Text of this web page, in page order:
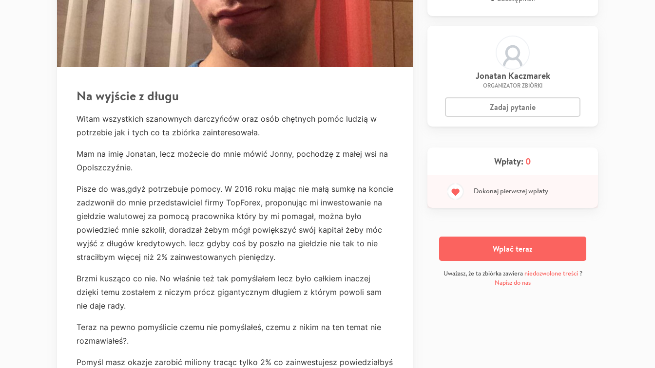
Na wyjście z długu
Witam wszystkich szanownych darczyńców oraz osób chętnych pomóc ludzią w
potrzebie jak i tych co ta zbiórka zainteresowała.
Mam na imię Jonatan, lecz możecie do mnie mówić Jonny, pochodzę z małej wsi na
Opolszczyźnie.
Pisze do was,gdyż potrzebuje pomocy. W 2016 roku mając nie małą sumkę na koncie
zadzwonił do mnie przedstawiciel firmy TopForex, proponując mi inwestowanie na
giełdzie walutowej za pomocą pracownika który by mi pomagał, można było
powiedzieć mnie szkolił, doradzał żebym mógł powiększyć swój kapitał żeby móc
wyjść z długów kredytowych. lecz gdyby coś by poszło na giełdzie nie tak to nie
straciłbym więcej niż 2% zainwestowanych pieniędzy.
Brzmi kusząco co nie. No właśnie też tak pomyślałem lecz było całkiem inaczej
dzięki temu zostałem z niczym prócz gigantycznym długiem z którym powoli sam
nie daje rady.
Teraz na pewno pomyślicie czemu nie pomyślałeś, czemu z nikim na ten temat nie
rozmawiałeś?.
Pomyśl masz okazje zarobić miliony tracąc tylko 2% co zainwestujesz powiedziałbyś
Jonatan Kaczmarek
ORGANIZATOR ZBIÓRKI
Zadaj pytanie
Wpłaty: 0
Dokonaj pierwszej wpłaty
Wpłać teraz
Uważasz, że ta zbiórka zawiera niedozwolone treści?
Napisz do nas